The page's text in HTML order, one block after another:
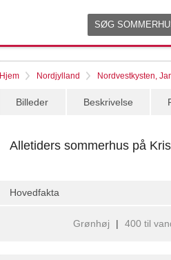
SØG
Hjem Nordjylland Nordvestkysten,
Billeder Beskrivelse
Alletiders sommerhus på
Hovedfakta
Grønhøj | 400 til